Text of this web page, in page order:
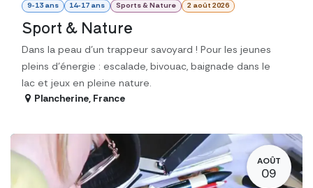
9-13 ans 14-17 ans Sports & Nature 2 août 2026
Sport & Nature
Dans la peau d'un trappeur savoyard ! Pour les jeunes
pleins d'énergie : escalade, bivouac, baignade dans le
lac et jeux en pleine nature.
Plancherine, France
AOÛT
09